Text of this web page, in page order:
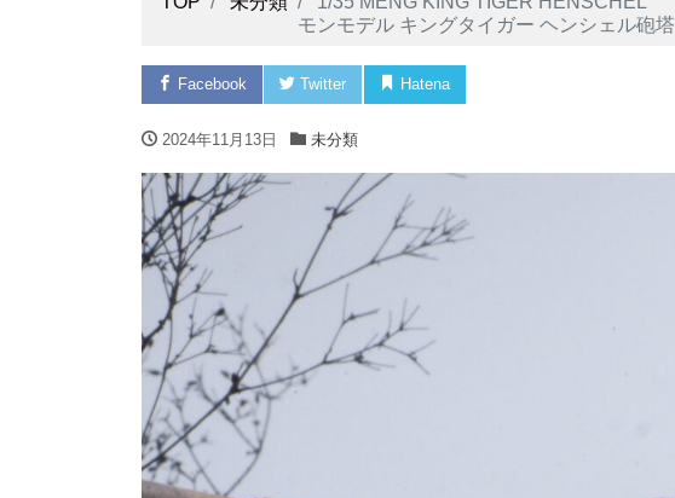
モンモデル キングタイガー ヘンシェル砲塔
Facebook Twitter Hatena
2024年11月13日 未分類